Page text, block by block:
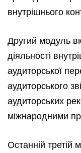
внутрішнього
Другий модуль
діяльності
аудиторської
аудиторського
аудиторських
міжнародними
Останній третій